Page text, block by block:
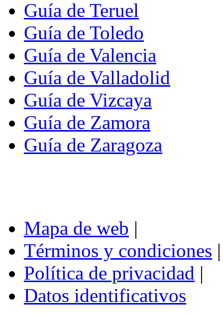
Guía de Teruel
Guía de Toledo
Guía de Valencia
Guía de Valladolid
Guía de Vizcaya
Guía de Zamora
Guía de Zaragoza
Mapa de web |
Términos y condiciones |
Política de privacidad |
Datos identificativos